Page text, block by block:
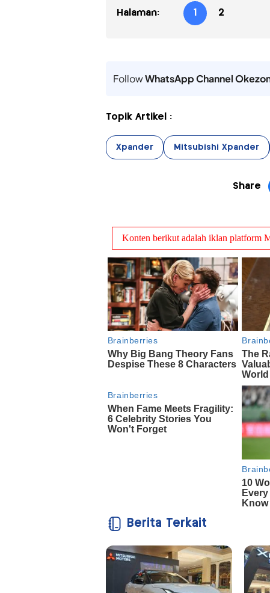
Halaman: 1 2
FollowWhatsApp Channel
Topik Artikel :
Xpander Mitsubishi Xpander
Share
Berita Terkait